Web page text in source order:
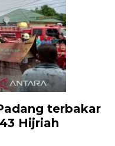
terbakar
Hijriah